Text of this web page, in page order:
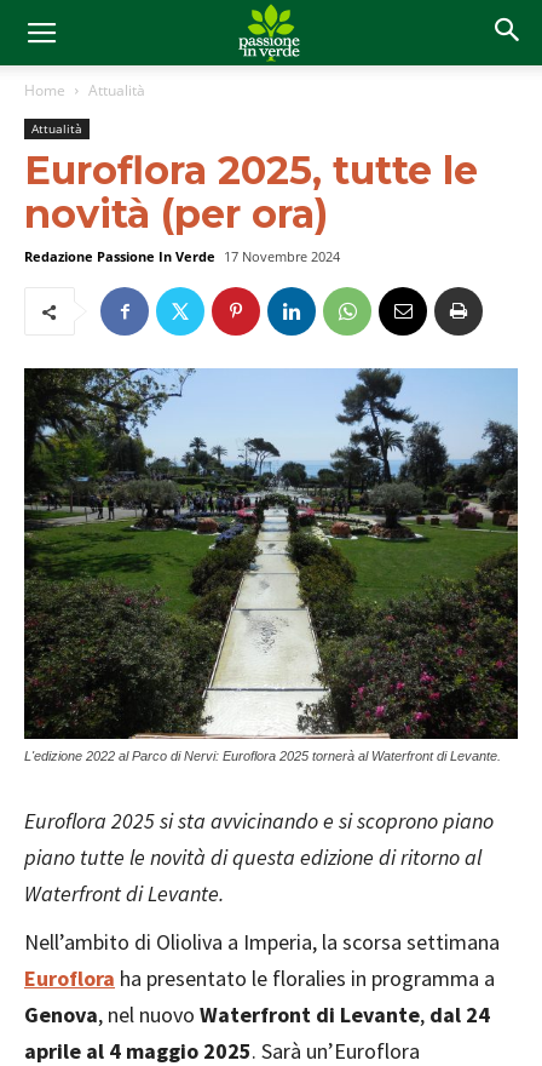
Home Attualità
Attualità
Euroflora 2025, tutte le
novità (per ora)
Redazione Passione In Verde 17 Novembre 2024
L'edizione 2022 al Parco di Nervi: Euroflora 2025 tornerà al Waterfront di Levante.
Euroflora 2025 si sta avvicinando e si scoprono piano
piano tutte le novità di questa edizione di ritorno al
Waterfront di Levante.
Nell’ambito di Olioliva a Imperia, la scorsa settimana
Euroflora ha presentato le floralies in programma a
Genova, nel nuovo Waterfront di Levante, dal 24
aprile al 4 maggio 2025. Sarà un’Euroflora